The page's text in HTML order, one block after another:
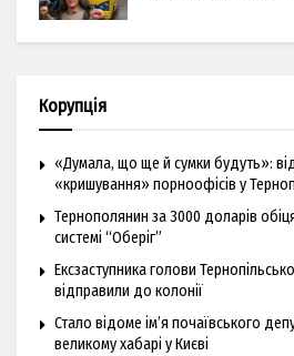
Корупція
«Думала, що ще й сумки будуть»:
«кришування» порноофісів у
Тернополянин за 3000 доларів
системі “Оберіг”
Ексзаступника голови
відправили до колонії
Стало відоме ім’я почаївського
великому хабарі у Києві